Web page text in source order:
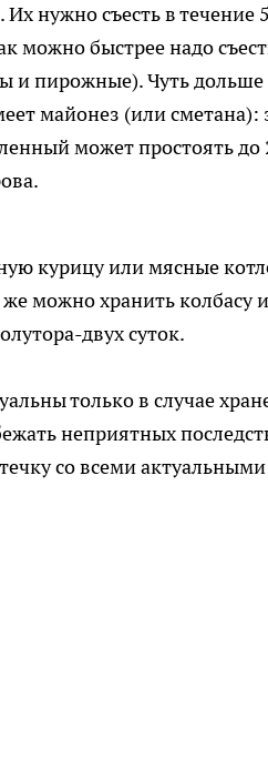
нужно съесть в течение
можно быстрее надо
и пирожные). Чуть дольше
майонез (или сметана):
может простоять
курицу или мясные
же можно хранить
двух суток.
только в случае
неприятных
со всеми